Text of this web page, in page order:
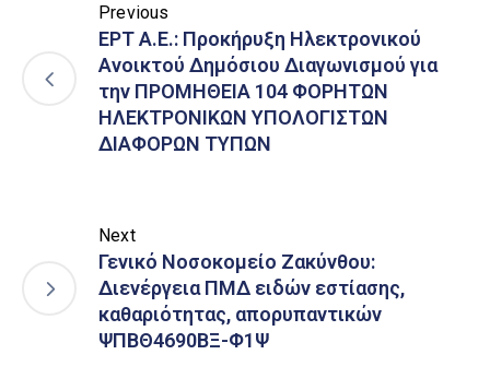
Previous
ΕΡΤ Α.Ε.: Προκήρυξη Ηλεκτρονικού
Ανοικτού Δημόσιου Διαγωνισμού για
την ΠΡΟΜΗΘΕΙΑ 104 ΦΟΡΗΤΩΝ
ΗΛΕΚΤΡΟΝΙΚΩΝ ΥΠΟΛΟΓΙΣΤΩΝ
ΔΙΑΦΟΡΩΝ ΤΥΠΩΝ
Next
Γενικό Νοσοκομείο Ζακύνθου:
Διενέργεια ΠΜΔ ειδών εστίασης,
καθαριότητας, απορυπαντικών
ΨΠΒΘ4690ΒΞ-Φ1Ψ